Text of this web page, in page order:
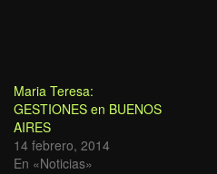
Maria Teresa:
GESTIONES en BUENOS
AIRES
14 febrero, 2014
En «Noticias»